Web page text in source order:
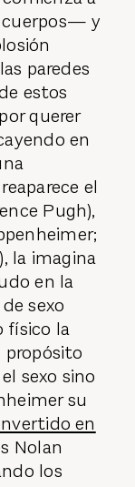
cuerpos— y
paredes
estos
querer
en
el
Pugh),
la imagina
en la
sexo
físico la
sexo sino
su
en
Nolan
los